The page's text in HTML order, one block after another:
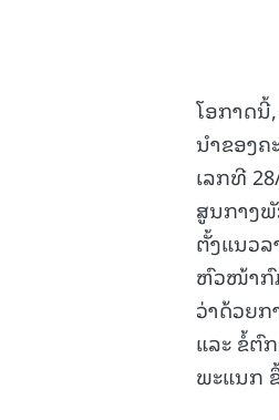
ໂອກາດ
ນໍາຂອງ
ເລກທີ
ສູນກາງພັ
ຕັ້ງແນວ
ຫົວໜ້າກົ
ວ່າດ້ວຍ
ແລະ ຂໍ້ຕົ
ພະແນກ